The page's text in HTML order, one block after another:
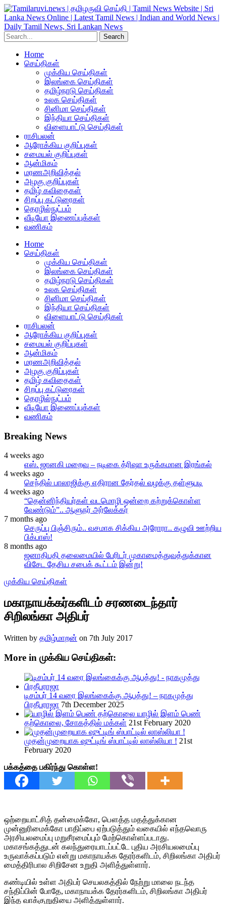
Home
செய்திகள்
முக்கிய செய்திகள்
இலங்கை செய்திகள்
தமிழ்நாடு செய்திகள்
உலக செய்திகள்
சினிமா செய்திகள்
இந்தியா செய்திகள்
விளையாட்டு செய்திகள்
ராசிபலன்
ஆரோக்கிய குறிப்புகள்
சமையல் குறிப்புகள்
ஆன்மிகம்
மரணஅறிவித்தல்
அழகு குறிப்புகள்
தமிழ் கவிதைகள்
சிறப்பு கட்டுரைகள்
தொழில்நுட்பம்
வீடியோ இணைப்புக்கள்
வணிகம்
Home
செய்திகள்
முக்கிய செய்திகள்
இலங்கை செய்திகள்
தமிழ்நாடு செய்திகள்
உலக செய்திகள்
சினிமா செய்திகள்
இந்தியா செய்திகள்
விளையாட்டு செய்திகள்
ராசிபலன்
ஆரோக்கிய குறிப்புகள்
சமையல் குறிப்புகள்
ஆன்மிகம்
மரணஅறிவித்தல்
அழகு குறிப்புகள்
தமிழ் கவிதைகள்
சிறப்பு கட்டுரைகள்
தொழில்நுட்பம்
வீடியோ இணைப்புக்கள்
வணிகம்
Breaking News
4 weeks ago
எஸ். ஜானகி மறைவு – நடிகை த்ரிஷா உருக்கமான இரங்கல்
4 weeks ago
செந்தில் பாலாஜிக்கு எதிரான தேர்தல் வழக்கு தள்ளுபடி
4 weeks ago
“தென்னிந்தியர்கள் வடமொழி ஒன்றை கற்றுக்கொள்ள
வேண்டும்”.. ஆளுநர் அர்லேக்கர்
7 months ago
செருப்பு பிஞ்சிரும்.. வசமாக சிக்கிய அரோரா.. கழுவி ஊற்றிய
பிக்பாஸ்!
8 months ago
ஜனாதிபதி தலைமையில் பேரிடர் முகாமைத்துவத்துக்கான
விசேட தேசிய சபைக் கூட்டம் இன்று!
முக்கிய செய்திகள்
மகாநாயக்கர்களிடம் சரணடைந்தார்
சிறிலங்கா அதிபர்
Written by தமிழ்மாறன் on 7th July 2017
More in முக்கிய செய்திகள்:
டிசம்பர் 14 வரை இலங்கைக்கு ஆபத்து! – நாகமுத்து
பிரதீபராஜா 7th December 2025
யாழில் இளம் பெண்
தற்கொலை, சோகத்தில் மக்கள் 21st February 2020
முதன்முறையாக ஷுட்டிங் ஸ்பாட்டில் லாஸ்லியா ! 21st
February 2020
பக்கத்தை பகிர்ந்து கொள்ள!
ஒற்றையாட்சித் தன்மைக்கோ, பௌத்த மதத்துக்கான
முன்னுரிமைக்கோ பாதிப்பை ஏற்படுத்தும் வகையில் எந்தவொரு
அரசியலமைப்பு மறுசீரமைப்பும் மேற்கொள்ளப்படாது.
மகாசங்கத்துடன் கலந்துரையாடப்பட்டே புதிய அரசியலமைப்பு
உருவாக்கப்படும் என்று மகாநாயக்க தேரர்களிடம், சிறிலங்கா அதிபர்
மைத்திரிபால சிறிசேன உறுதி அளித்துள்ளார்.
கண்டியில் உள்ள அதிபர் செயலகத்தில் நேற்று மாலை நடந்த
சந்திப்பின் போதே, மகாநாயக்க தேரர்களிடம், சிறிலங்கா அதிபர்
இந்த வாக்குறுதியை அளித்துள்ளார்.